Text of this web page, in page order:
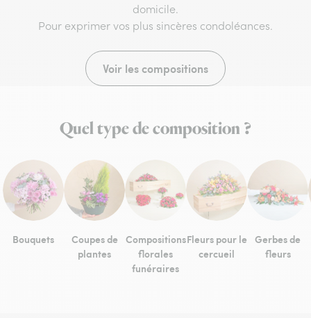
domicile.
Pour exprimer vos plus sincères condoléances.
Voir les compositions
Quel type de composition ?
Bouquets
Coupes de
plantes
Compositions
florales
funéraires
Fleurs pour le
cercueil
Gerbes de
fleurs